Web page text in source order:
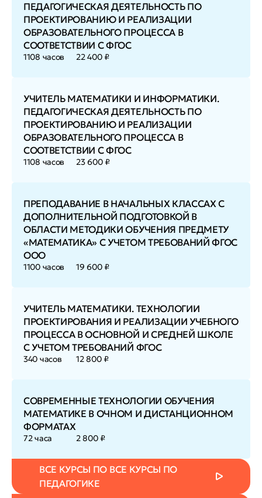
ПЕДАГОГИЧЕСКАЯ ДЕЯТЕЛЬНОСТЬ ПО
ПРОЕКТИРОВАНИЮ И РЕАЛИЗАЦИИ
ОБРАЗОВАТЕЛЬНОГО ПРОЦЕССА В
СООТВЕТСТВИИ С ФГОС
1108 часов 22 400 ₽
УЧИТЕЛЬ МАТЕМАТИКИ И ИНФОРМАТИКИ.
ПЕДАГОГИЧЕСКАЯ ДЕЯТЕЛЬНОСТЬ ПО
ПРОЕКТИРОВАНИЮ И РЕАЛИЗАЦИИ
ОБРАЗОВАТЕЛЬНОГО ПРОЦЕССА В
СООТВЕТСТВИИ С ФГОС
1108 часов 23 600 ₽
ПРЕПОДАВАНИЕ В НАЧАЛЬНЫХ КЛАССАХ С
ДОПОЛНИТЕЛЬНОЙ ПОДГОТОВКОЙ В
ОБЛАСТИ МЕТОДИКИ ОБУЧЕНИЯ ПРЕДМЕТУ
«МАТЕМАТИКА» С УЧЕТОМ ТРЕБОВАНИЙ ФГОС
ООО
1100 часов 19 600 ₽
УЧИТЕЛЬ МАТЕМАТИКИ. ТЕХНОЛОГИИ
ПРОЕКТИРОВАНИЯ И РЕАЛИЗАЦИИ УЧЕБНОГО
ПРОЦЕССА В ОСНОВНОЙ И СРЕДНЕЙ ШКОЛЕ
С УЧЕТОМ ТРЕБОВАНИЙ ФГОС
340 часов 12 800 ₽
СОВРЕМЕННЫЕ ТЕХНОЛОГИИ ОБУЧЕНИЯ
МАТЕМАТИКЕ В ОЧНОМ И ДИСТАНЦИОННОМ
ФОРМАТАХ
72 часа 2 800 ₽
ВСЕ КУРСЫ ПО ВСЕ КУРСЫ ПО
ПЕДАГОГИКЕ